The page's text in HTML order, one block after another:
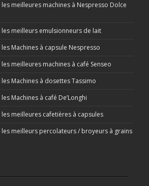
meilleures machines à Nespresso Dolce
meilleurs emulsionneurs de lait
Machines à capsule Nespresso
meilleures machines à café Senseo
Machines à dosettes Tassimo
Machines à café De’Longhi
meilleures cafetières à capsules
meilleurs percolateurs / broyeurs à grains